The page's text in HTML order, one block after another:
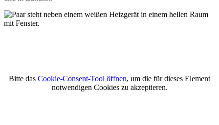
Bitte das Cookie-Consent-Tool öffnen, um die für dieses Element
notwendigen Cookies zu akzeptieren.